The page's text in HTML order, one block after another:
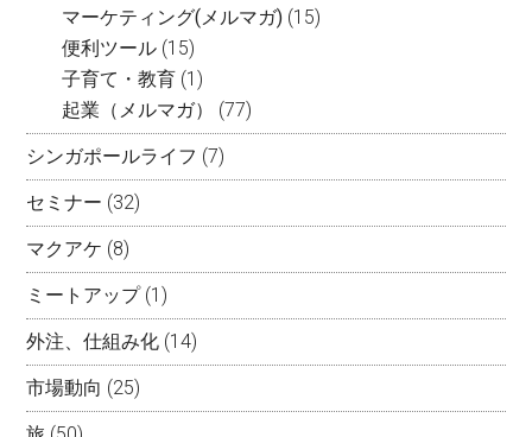
マーケティング(メルマガ) (15)
便利ツール (15)
子育て・教育 (1)
起業（メルマガ）
(77)
シンガポールライフ (7)
セミナー (32)
マクアケ (8)
ミートアップ(1)
外注、仕組み化 (14)
市場動向 (25)